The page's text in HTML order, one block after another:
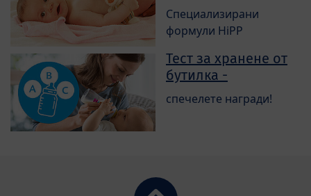
Специализирани
формули HiPP
Тест за хранене от
бутилка -
спечелете награди!